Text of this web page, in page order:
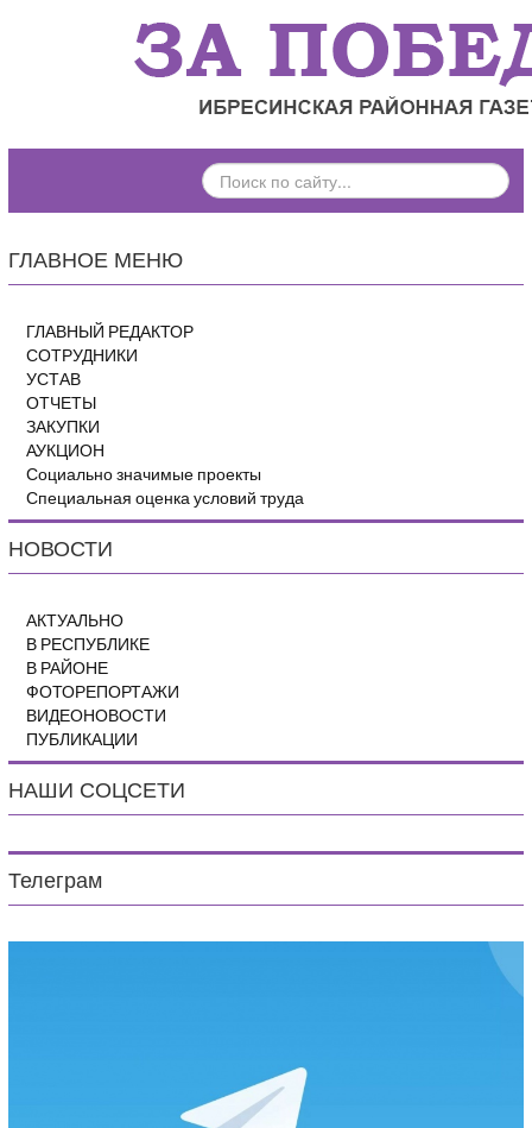
ПОИСК
ПО
ГЛАВНОЕ МЕНЮ
ГЛАВНЫЙ РЕДАКТОР
СОТРУДНИКИ
УСТАВ
ОТЧЕТЫ
ЗАКУПКИ
АУКЦИОН
Социально значимые проекты
Специальная оценка условий труда
НОВОСТИ
АКТУАЛЬНО
В РЕСПУБЛИКЕ
В РАЙОНЕ
ФОТОРЕПОРТАЖИ
ВИДЕОНОВОСТИ
ПУБЛИКАЦИИ
НАШИ СОЦСЕТИ
Телеграм